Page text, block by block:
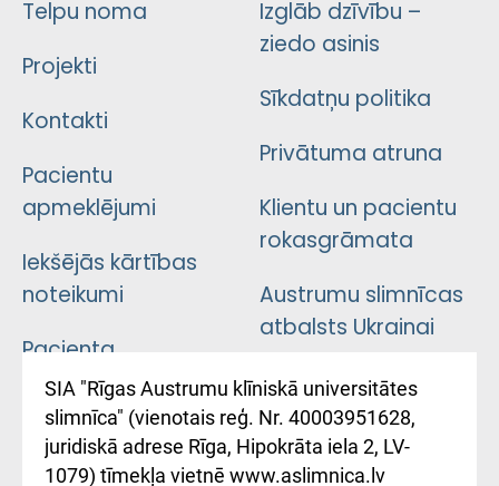
Telpu noma
Projekti
Kontakti
Pacientu
apmeklējumi
Iekšējās kārtības
noteikumi
Pacienta
atsauksmju/sūdzību
iesniegšanas
kārtība
Izglāb dzīvību –
ziedo asinis
Sīkdatņu politika
Privātuma atruna
Klientu un pacientu
rokasgrāmata
Austrumu slimnīcas
atbalsts Ukrainai
Підтримка Східної
лікарні та співпраця з
Україною
SIA "Rīgas Austrumu klīniskā universitātes
slimnīca" (vienotais reģ. Nr. 40003951628,
juridiskā adrese Rīga, Hipokrāta iela 2, LV-
1079) tīmekļa vietnē www.aslimnica.lv